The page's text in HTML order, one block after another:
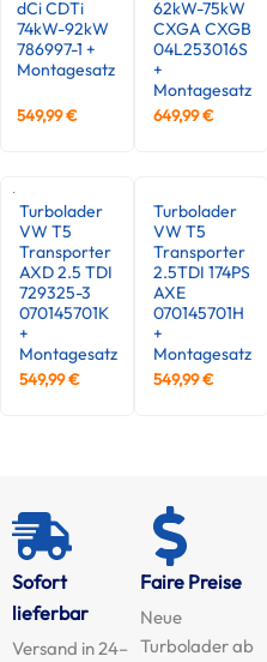
dCi CDTi
74kW-92kW
786997-1 +
Montagesatz
549,99€
62kW-75kW
CXGA CXGB
04L253016S
+
Montagesatz
649,99€
Turbolader
VW T5
Transporter
AXD 2.5 TDI
729325-3
070145701K
+
Montagesatz
549,99€
Turbolader
VW T5
Transporter
2.5TDI 174PS
AXE
070145701H
+
Montagesatz
549,99€
Sofort
lieferbar
Versand in 24–
Faire Preise
Neue
Turbolader ab